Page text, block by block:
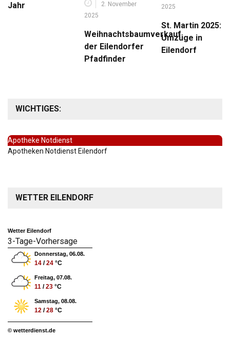
Jahr
2. November
2025
Weihnachtsbaumverkauf
der Eilendorfer
Pfadfinder
2025
St. Martin 2025:
Umzüge in
Eilendorf
WICHTIGES:
Apotheke Notdienst
Apotheken Notdienst Eilendorf
WETTER EILENDORF
Wetter Eilendorf
3-Tage-Vorhersage
Donnerstag, 06.08.
14 /24 °C
Freitag, 07.08.
11 /23 °C
Samstag, 08.08.
12 /28 °C
© wetterdienst.de